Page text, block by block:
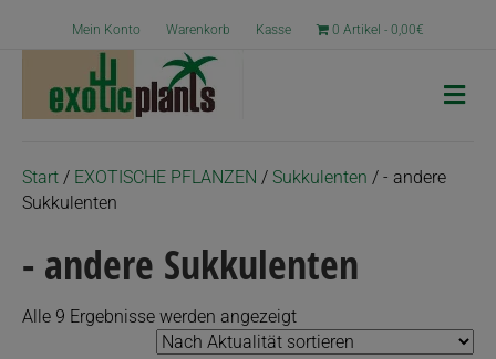
Mein Konto Warenkorb Kasse 0 Artikel 0,00€
N
a
Start / EXOTISCHE PFLANZEN / Sukkulenten / - andere
Sukkulenten
- andere Sukkulenten
Alle 9 Ergebnisse werden angezeigtNach
Aktualität